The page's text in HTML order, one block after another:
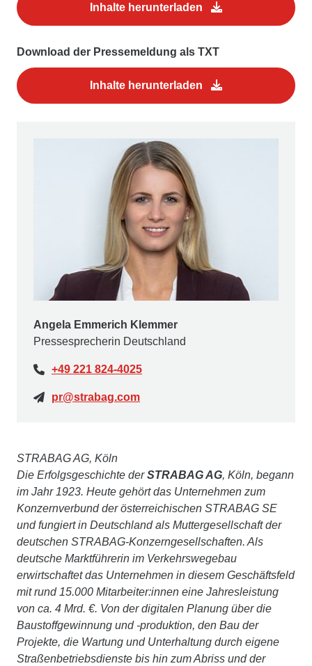
Inhalte herunterladen
Download der Pressemeldung als TXT
Inhalte herunterladen
Angela Emmerich Klemmer
Pressesprecherin Deutschland
+49 221 824-4025
pr@strabag.com
STRABAG AG, Köln
Die Erfolgsgeschichte derSTRABAG AG, Köln, begann
im Jahr 1923. Heute gehört das Unternehmen zum
Konzernverbund der österreichischen STRABAG SE
und fungiert in Deutschland als Muttergesellschaft der
deutschen STRABAG-Konzerngesellschaften. Als
deutsche Marktführerin im Verkehrswegebau
erwirtschaftet das Unternehmen in diesem Geschäftsfeld
mit rund 15.000 Mitarbeiter:innen eine Jahresleistung
von ca. 4 Mrd. €. Von der digitalen Planung über die
Baustoffgewinnung und -produktion, den Bau der
Projekte, die Wartung und Unterhaltung durch eigene
Straßenbetriebsdienste bis hin zum Abriss und der